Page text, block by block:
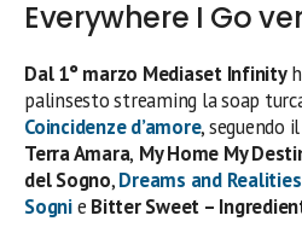
Everywhere I Go
Dal 1° marzo Mediaset Infinity
palinsesto streaming la soap
Coincidenze d’amore, seguendo
Terra Amara, My Home My
del Sogno,Dreams and
Sognie Bitter Sweet –